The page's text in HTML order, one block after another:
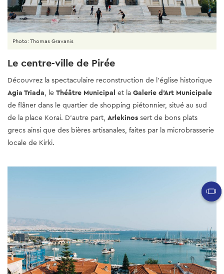
Le centre-ville de Pirée
Découvrez la spectaculaire reconstruction de l'église historique
Agia Triada, le Théâtre Municipal et la Galerie d'Art Municipale
de flâner dans le quartier de shopping piétonnier, situé au sud
de la place Korai. D’autre part, Arlekinos sert de bons plats
grecs ainsi que des bières artisanales, faites par la microbrasserie
locale de Kirki.
Photo: Thomas Gravanis